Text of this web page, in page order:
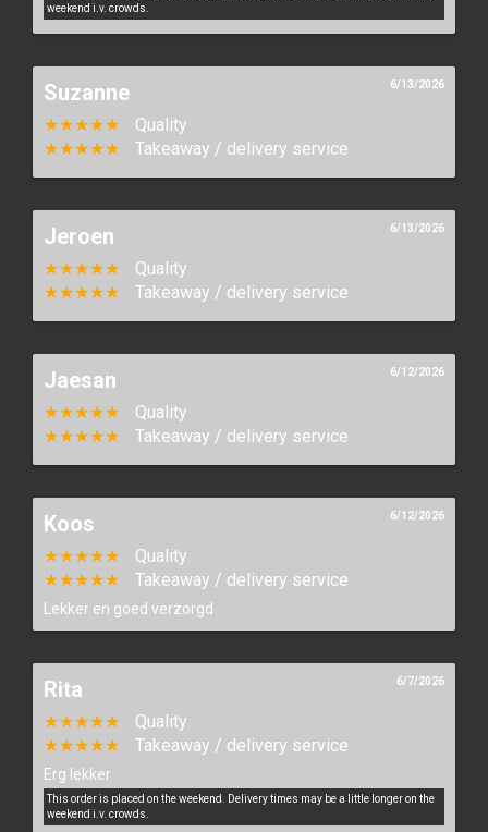
weekend i.v. crowds.
Suzanne
★★★★★
Quality
★★★★★
Takeaway / delivery service
6/13/2026
Jeroen
★★★★★
Quality
★★★★★
Takeaway / delivery service
6/13/2026
Jaesan
★★★★★
Quality
★★★★★
Takeaway / delivery service
6/12/2026
Koos
★★★★★
Quality
★★★★★
Takeaway / delivery service
Lekker en goed verzorgd
6/12/2026
Rita
★★★★★
Quality
★★★★★
Takeaway / delivery service
Erg lekker
This order is placed on the weekend. Delivery times may be a little longer on the
weekend i.v. crowds.
6/7/2026